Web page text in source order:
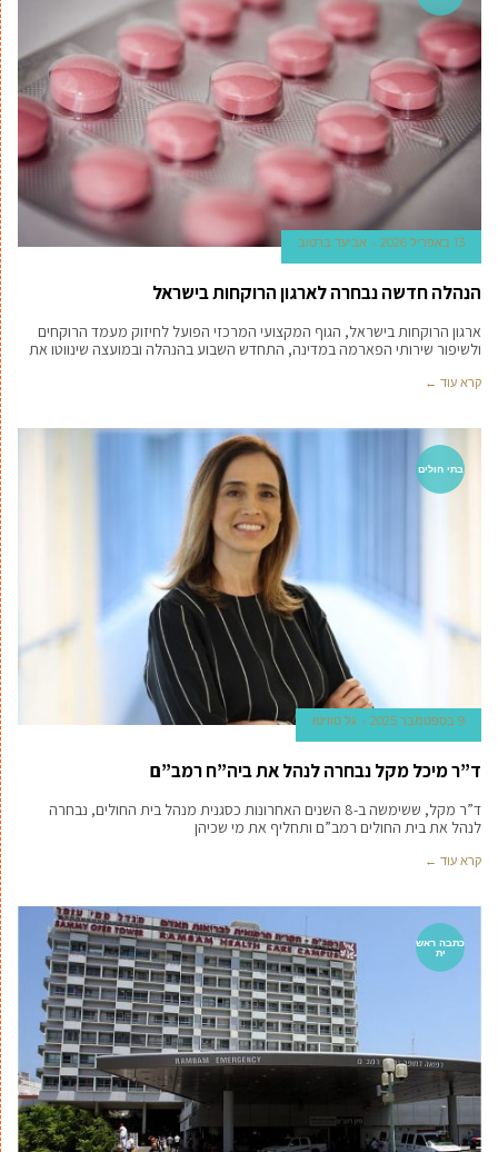
13 באפריל 2026 אביעד ברטוב
הנהלה חדשה נבחרה לארגון הרוקחות בישראל
ארגון הרוקחות בישראל, הגוף המקצועי המרכזי הפועל לחיזוק מעמד הרוקחים
ולשיפור שירותי הפארמה במדינה, התחדש השבוע בהנהלה ובמועצה שינווטו את
קרא עוד ←
בתי חולים
9 בספטמבר 2025 גל טוויטו
ד”ר מיכל מקל נבחרה לנהל את ביה”ח רמב”ם
ד”ר מקל, ששימשה ב-8 השנים האחרונות כסגנית מנהל בית החולים, נבחרה
לנהל את בית החולים רמב”ם ותחליף את מי שכיהן
קרא עוד ←
כתבה ראש
ית